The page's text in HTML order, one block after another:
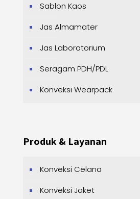
Sablon Kaos
Jas Almamater
Jas Laboratorium
Seragam PDH/PDL
Konveksi Wearpack
Produk & Layanan
Konveksi Celana
Konveksi Jaket